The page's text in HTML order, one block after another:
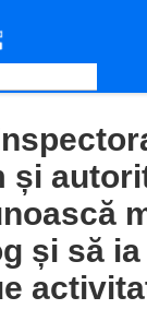
și
și să